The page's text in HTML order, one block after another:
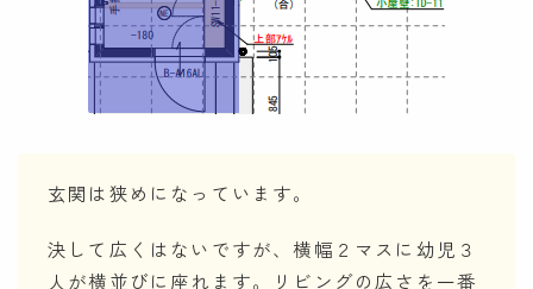
玄関は狭めになっています。
決して広くはないですが、横幅２マスに幼児３
人が横並びに座れます。リビングの広さを一番